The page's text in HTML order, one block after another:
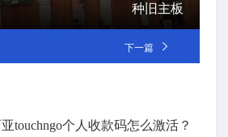
种旧主板
下一篇
touchngo个人收款码怎么激活？